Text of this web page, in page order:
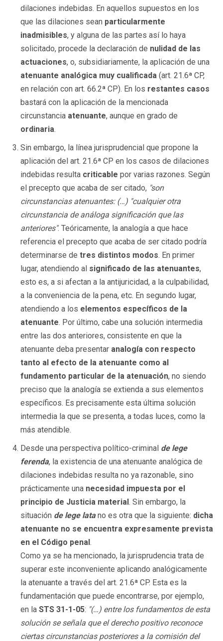
dilaciones indebidas. En aquellos supuestos en los
que las dilaciones sean particularmente
inadmisibles, y alguna de las partes así lo haya
solicitado, procede la declaración de nulidad de las
actuaciones, o, subsidiariamente, la aplicación de una
atenuante analógica muy cualificada (art. 21.6ª CP,
en relación con art. 66.2ª CP). En los restantes casos
bastará con la aplicación de la mencionada
circunstancia atenuante, aunque en grado de
ordinaria.
Sin embargo, la línea jurisprudencial que propone la
aplicación del art. 21.6ª CP en los casos de dilaciones
indebidas resulta criticable por varias razones. Según
el precepto que acaba de ser citado, "son
circunstancias atenuantes: (…) "cualquier otra
circunstancia de análoga significación que las
anteriores". Teóricamente, la analogía a que hace
referencia el precepto que acaba de ser citado podría
determinarse de tres distintos modos. En primer
lugar, atendiendo al significado de las atenuantes,
esto es, a si afectan a la antijuricidad, a la culpabilidad,
a la conveniencia de la pena, etc. En segundo lugar,
atendiendo a los elementos específicos de la
atenuante. Por último, cabe una solución intermedia
entre las dos anteriores, consistente en que la
atenuante deba presentar analogía con respecto
tanto al efecto de la atenuante como al
fundamento particular de la atenuación, no siendo
preciso que la analogía se extienda a sus elementos
específicos. Es precisamente esta última solución
intermedia la que se presenta, a todas luces, como la
más atendible.
Desde una perspectiva político-criminal de lege
ferenda, la existencia de una atenuante analógica de
dilaciones indebidas resulta no ya razonable, sino
prácticamente una necesidad impuesta por el
principio de Justicia material. Sin embargo, la
situación de lege latano es otra que la siguiente: dicha
atenuante no se encuentra expresamente prevista
en el Código penal.
Como ya se ha mencionado, la jurisprudencia trata de
superar este inconveniente aplicando analógicamente
la atenuante a través del art. 21.6ª CP. Esta es la
fundamentación que puede encontrarse, por ejemplo,
en la STS 31-1-05: "(…) entre los fundamentos de esta
solución se señala que el derecho positivo reconoce
ciertas circunstancias posteriores a la comisión del